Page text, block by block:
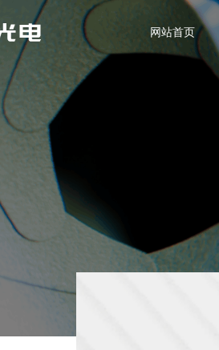
网站首页